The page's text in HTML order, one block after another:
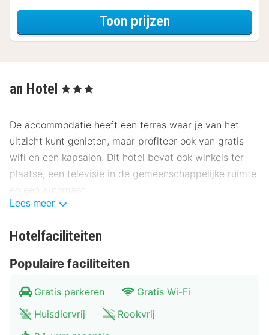
Toon prijzenvoor Standaard
an Hotel , 3 Sterren
De accommodatie heeft een terras waar je van het
uitzicht kunt genieten, maar profiteer ook van gratis
wifi en een kapsalon. Dit hotel bevat ook winkels ter
plaatse, een televisie in de gemeenschappelijke ruimte
en een automaat.
snackbar/deli. Op werkdagen wordt er tegen betaling
uur en in het weekend is dit beschikbaar van 08.30 uur
Hotelstars Union kent in Duitsland een officiële
sterrenclassificatie toe. Deze accommodatie heeft 3
Lees meer
Hotelfaciliteiten
Populaire faciliteiten
Gratis parkeren
Gratis Wi-Fi
Huisdiervrij
Rookvrij